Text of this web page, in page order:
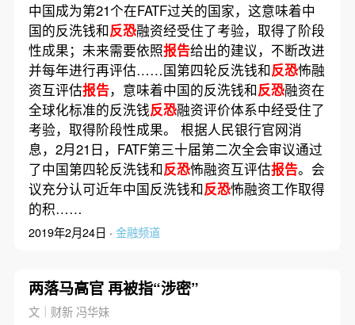
中国成为第21个在FATF过关的国家，这意味着中
国的反洗钱和反恐融资经受住了考验，取得了阶段
性成果；未来需要依照报告给出的建议，不断改进
并每年进行再评估……国第四轮反洗钱和反恐怖融
资互评估报告，意味着中国的反洗钱和反恐融资在
全球化标准的反洗钱反恐融资评价体系中经受住了
考验，取得阶段性成果。 根据人民银行官网消
息，2月21日，FATF第三十届第二次全会审议通过
了中国第四轮反洗钱和反恐怖融资互评估报告。会
议充分认可近年中国反洗钱和反恐怖融资工作取得
的积……
2019年2月24日 · 金融频道
两落马高官 再被指“涉密”
文｜财新 冯华妹